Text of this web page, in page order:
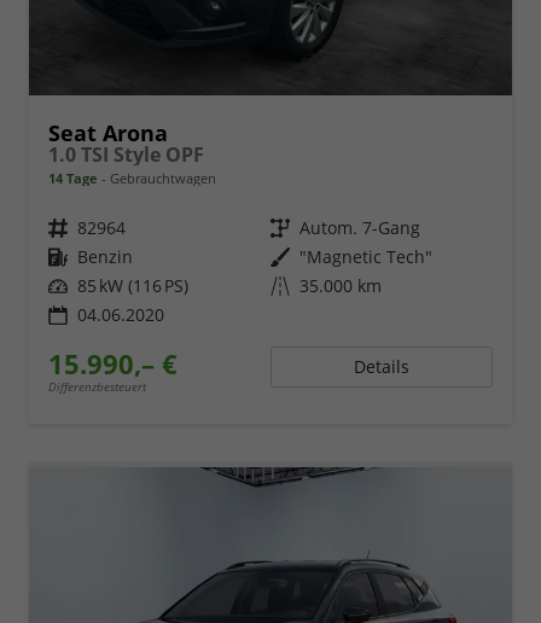
Seat Arona
1.0 TSI Style OPF
14 Tage Gebrauchtwagen
Fahrzeugnr. 82964 Getriebe Autom. 7-Gang
Kraftstoff Benzin Außenfarbe "Magnetic Tech"
Leistung 85 kW (116 PS) Kilometerstand 35.000 km
04.06.2020
15.990,– €
Differenzbesteuert
Details